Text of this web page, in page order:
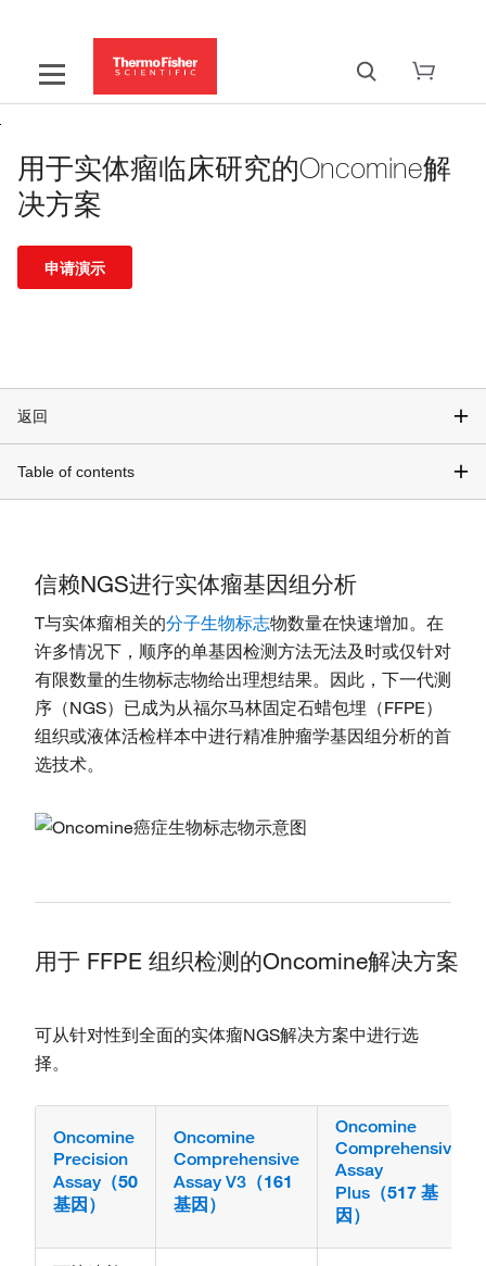
用于实体瘤临床研究的Oncomine解
决方案
申请演示
返回
Table of contents
信赖NGS进行实体瘤基因组分析
T与实体瘤相关的分子生物标志物数量在快速增加。在
许多情况下，顺序的单基因检测方法无法及时或仅针对
有限数量的生物标志物给出理想结果。因此，下一代测
序（NGS）已成为从福尔马林固定石蜡包埋（FFPE）
组织或液体活检样本中进行精准肿瘤学基因组分析的首
选技术。
用于 FFPE 组织检测的Oncomine解决方案
可从针对性到全面的实体瘤NGS解决方案中进行选
择。
Oncomine
Precision
Assay （50
基因）
Oncomine
Comprehensive
Assay V3 （161
基因）
Oncomine
Comprehensive
Assay
Plus （517 基
因）